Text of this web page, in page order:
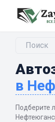
в
Подберите